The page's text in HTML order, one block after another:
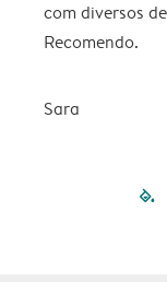
com diversos
Recomendo.
Sara